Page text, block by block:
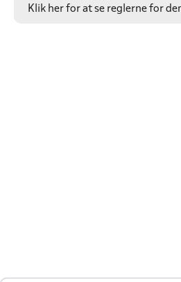
Klik her for at se reglerne for